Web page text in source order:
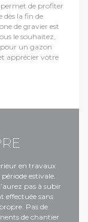
en travaux
estivale.
pas à subir
effectuée sans
Pas de
de chantier
permet de profiter
dès la fin de
de gravier est
le souhaitez,
pour un gazon
apprécier votre